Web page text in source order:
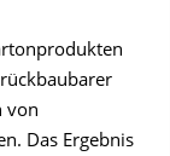
von
Das Ergebnis